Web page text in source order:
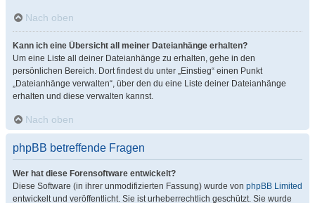
Nach oben
Kann ich eine Übersicht all meiner Dateianhänge erhalten?
Um eine Liste all deiner Dateianhänge zu erhalten, gehe in den
persönlichen Bereich. Dort findest du unter „Einstieg“ einen Punkt
„Dateianhänge verwalten“, über den du eine Liste deiner Dateianhänge
erhalten und diese verwalten kannst.
Nach oben
phpBB betreffende Fragen
Wer hat diese Forensoftware entwickelt?
Diese Software (in ihrer unmodifizierten Fassung) wurde von phpBB Limited
entwickelt und veröffentlicht. Sie ist urheberrechtlich geschützt. Sie wurde